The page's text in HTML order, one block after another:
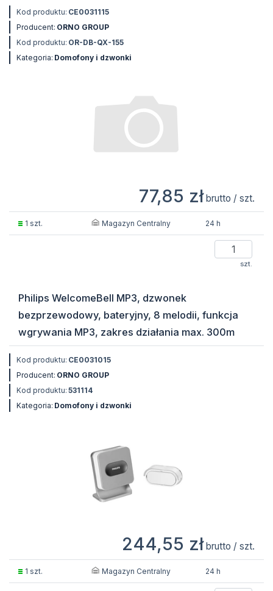
Kod produktu: CE0031115
Producent: ORNO GROUP
Kod produktu: OR-DB-QX-155
Kategoria: Domofony i dzwonki
77,85 zł brutto / szt.
1 szt. Magazyn Centralny 24 h
szt.
Philips WelcomeBell MP3, dzwonek
bezprzewodowy, bateryjny, 8 melodii, funkcja
wgrywania MP3, zakres działania max. 300m
Kod produktu: CE0031015
Producent: ORNO GROUP
Kod produktu: 531114
Kategoria: Domofony i dzwonki
244,55 zł brutto / szt.
1 szt. Magazyn Centralny 24 h